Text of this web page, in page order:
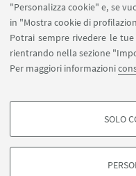
"Personalizza cookie" e, se
in "Mostra cookie di
Potrai sempre rivedere le
rientrando nella sezione
Per maggiori informazioni
COOKIE DI
degli utenti, creare profili in
SOLO